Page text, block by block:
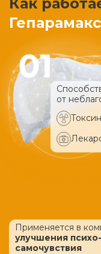
Как
Гепарамакс
от
Применяется в
улучшения
самочувствия